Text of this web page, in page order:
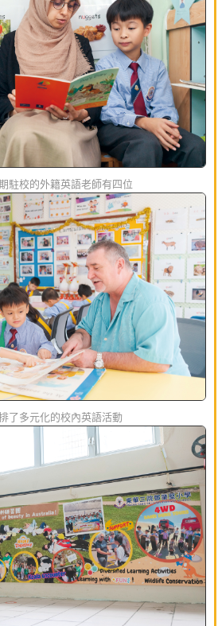
駐校的外籍英語老師有四位
了多元化的校內英語活動